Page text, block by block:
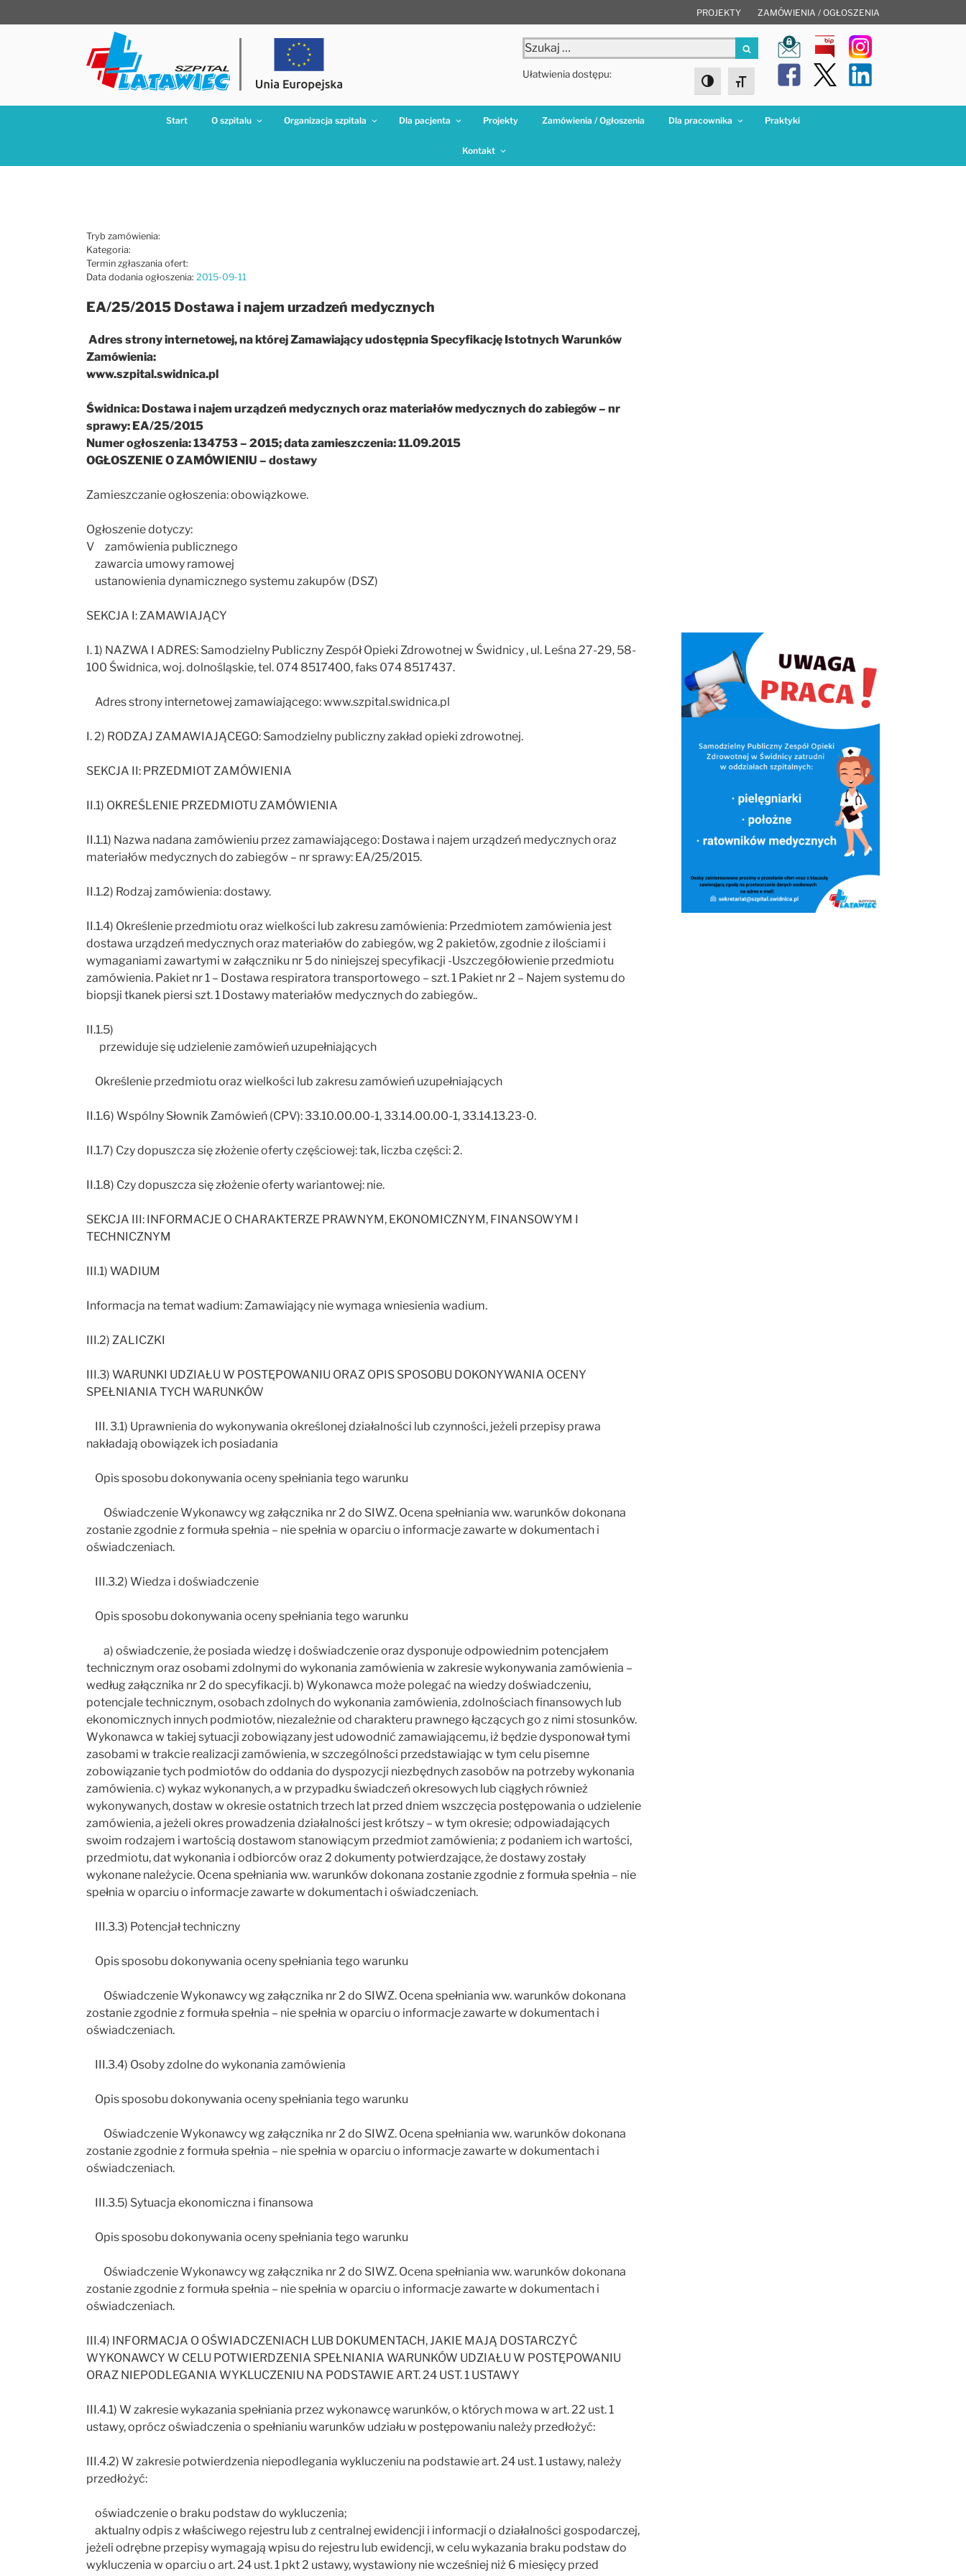
do
PROJEKTY ZAMÓWIENIA / OGŁOSZENIA
Szukaj:
Szukaj
Ułatwienia dostępu:
Toggle High Contrast
Toggle Font size
Start O szpitalu Organizacja szpitala Dla pacjenta Projekty Zamówienia / Ogłoszenia Dla pracownika Praktyki
Kontakt
Tryb zamówienia:
Kategoria:
Termin zgłaszania ofert:
Data dodania ogłoszenia: 2015-09-11
EA/25/2015 Dostawa i najem urzadzeń medycznych
Adres strony internetowej, na której Zamawiający udostępnia Specyfikację Istotnych Warunków
Zamówienia:
www.szpital.swidnica.pl
Świdnica: Dostawa i najem urządzeń medycznych oraz materiałów medycznych do zabiegów – nr
sprawy: EA/25/2015
Numer ogłoszenia: 134753 – 2015; data zamieszczenia: 11.09.2015
OGŁOSZENIE O ZAMÓWIENIU – dostawy
Zamieszczanie ogłoszenia: obowiązkowe.
Ogłoszenie dotyczy:
V zamówienia publicznego
zawarcia umowy ramowej
ustanowienia dynamicznego systemu zakupów (DSZ)
SEKCJA I: ZAMAWIAJĄCY
I. 1) NAZWA I ADRES: Samodzielny Publiczny Zespół Opieki Zdrowotnej w Świdnicy , ul. Leśna 27-29, 58-
100 Świdnica, woj. dolnośląskie, tel. 074 8517400, faks 074 8517437.
Adres strony internetowej zamawiającego: www.szpital.swidnica.pl
I. 2) RODZAJ ZAMAWIAJĄCEGO: Samodzielny publiczny zakład opieki zdrowotnej.
SEKCJA II: PRZEDMIOT ZAMÓWIENIA
II.1) OKREŚLENIE PRZEDMIOTU ZAMÓWIENIA
II.1.1) Nazwa nadana zamówieniu przez zamawiającego: Dostawa i najem urządzeń medycznych oraz
materiałów medycznych do zabiegów – nr sprawy: EA/25/2015.
II.1.2) Rodzaj zamówienia: dostawy.
II.1.4) Określenie przedmiotu oraz wielkości lub zakresu zamówienia: Przedmiotem zamówienia jest
dostawa urządzeń medycznych oraz materiałów do zabiegów, wg 2 pakietów, zgodnie z ilościami i
wymaganiami zawartymi w załączniku nr 5 do niniejszej specyfikacji -Uszczegółowienie przedmiotu
zamówienia. Pakiet nr 1 – Dostawa respiratora transportowego – szt. 1 Pakiet nr 2 – Najem systemu do
biopsji tkanek piersi szt. 1 Dostawy materiałów medycznych do zabiegów..
II.1.5)
przewiduje się udzielenie zamówień uzupełniających
Określenie przedmiotu oraz wielkości lub zakresu zamówień uzupełniających
II.1.6) Wspólny Słownik Zamówień (CPV): 33.10.00.00-1, 33.14.00.00-1, 33.14.13.23-0.
II.1.7) Czy dopuszcza się złożenie oferty częściowej: tak, liczba części: 2.
II.1.8) Czy dopuszcza się złożenie oferty wariantowej: nie.
SEKCJA III: INFORMACJE O CHARAKTERZE PRAWNYM, EKONOMICZNYM, FINANSOWYM I
TECHNICZNYM
III.1) WADIUM
Informacja na temat wadium: Zamawiający nie wymaga wniesienia wadium.
III.2) ZALICZKI
III.3) WARUNKI UDZIAŁU W POSTĘPOWANIU ORAZ OPIS SPOSOBU DOKONYWANIA OCENY
SPEŁNIANIA TYCH WARUNKÓW
III. 3.1) Uprawnienia do wykonywania określonej działalności lub czynności, jeżeli przepisy prawa
nakładają obowiązek ich posiadania
Opis sposobu dokonywania oceny spełniania tego warunku
Oświadczenie Wykonawcy wg załącznika nr 2 do SIWZ. Ocena spełniania ww. warunków dokonana
zostanie zgodnie z formuła spełnia – nie spełnia w oparciu o informacje zawarte w dokumentach i
oświadczeniach.
III.3.2) Wiedza i doświadczenie
Opis sposobu dokonywania oceny spełniania tego warunku
a) oświadczenie, że posiada wiedzę i doświadczenie oraz dysponuje odpowiednim potencjałem
technicznym oraz osobami zdolnymi do wykonania zamówienia w zakresie wykonywania zamówienia –
według załącznika nr 2 do specyfikacji. b) Wykonawca może polegać na wiedzy doświadczeniu,
potencjale technicznym, osobach zdolnych do wykonania zamówienia, zdolnościach finansowych lub
ekonomicznych innych podmiotów, niezależnie od charakteru prawnego łączących go z nimi stosunków.
Wykonawca w takiej sytuacji zobowiązany jest udowodnić zamawiającemu, iż będzie dysponował tymi
zasobami w trakcie realizacji zamówienia, w szczególności przedstawiając w tym celu pisemne
zobowiązanie tych podmiotów do oddania do dyspozycji niezbędnych zasobów na potrzeby wykonania
zamówienia. c) wykaz wykonanych, a w przypadku świadczeń okresowych lub ciągłych również
wykonywanych, dostaw w okresie ostatnich trzech lat przed dniem wszczęcia postępowania o udzielenie
zamówienia, a jeżeli okres prowadzenia działalności jest krótszy – w tym okresie; odpowiadających
swoim rodzajem i wartością dostawom stanowiącym przedmiot zamówienia; z podaniem ich wartości,
przedmiotu, dat wykonania i odbiorców oraz 2 dokumenty potwierdzające, że dostawy zostały
wykonane należycie. Ocena spełniania ww. warunków dokonana zostanie zgodnie z formuła spełnia – nie
spełnia w oparciu o informacje zawarte w dokumentach i oświadczeniach.
III.3.3) Potencjał techniczny
Opis sposobu dokonywania oceny spełniania tego warunku
Oświadczenie Wykonawcy wg załącznika nr 2 do SIWZ. Ocena spełniania ww. warunków dokonana
zostanie zgodnie z formuła spełnia – nie spełnia w oparciu o informacje zawarte w dokumentach i
oświadczeniach.
III.3.4) Osoby zdolne do wykonania zamówienia
Opis sposobu dokonywania oceny spełniania tego warunku
Oświadczenie Wykonawcy wg załącznika nr 2 do SIWZ. Ocena spełniania ww. warunków dokonana
zostanie zgodnie z formuła spełnia – nie spełnia w oparciu o informacje zawarte w dokumentach i
oświadczeniach.
III.3.5) Sytuacja ekonomiczna i finansowa
Opis sposobu dokonywania oceny spełniania tego warunku
Oświadczenie Wykonawcy wg załącznika nr 2 do SIWZ. Ocena spełniania ww. warunków dokonana
zostanie zgodnie z formuła spełnia – nie spełnia w oparciu o informacje zawarte w dokumentach i
oświadczeniach.
III.4) INFORMACJA O OŚWIADCZENIACH LUB DOKUMENTACH, JAKIE MAJĄ DOSTARCZYĆ
WYKONAWCY W CELU POTWIERDZENIA SPEŁNIANIA WARUNKÓW UDZIAŁU W POSTĘPOWANIU
ORAZ NIEPODLEGANIA WYKLUCZENIU NA PODSTAWIE ART. 24 UST. 1 USTAWY
III.4.1) W zakresie wykazania spełniania przez wykonawcę warunków, o których mowa w art. 22 ust. 1
ustawy, oprócz oświadczenia o spełnianiu warunków udziału w postępowaniu należy przedłożyć:
III.4.2) W zakresie potwierdzenia niepodlegania wykluczeniu na podstawie art. 24 ust. 1 ustawy, należy
przedłożyć:
oświadczenie o braku podstaw do wykluczenia;
aktualny odpis z właściwego rejestru lub z centralnej ewidencji i informacji o działalności gospodarczej,
jeżeli odrębne przepisy wymagają wpisu do rejestru lub ewidencji, w celu wykazania braku podstaw do
wykluczenia w oparciu o art. 24 ust. 1 pkt 2 ustawy, wystawiony nie wcześniej niż 6 miesięcy przed